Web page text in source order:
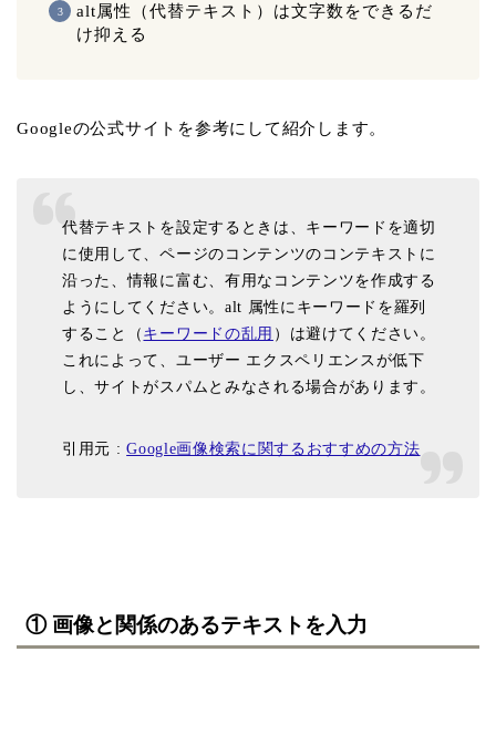
alt属性（代替テキスト）は文字数をできるだ
け抑える
Googleの公式サイトを参考にして紹介します。
代替テキストを設定するときは、キーワードを適切
に使用して、ページのコンテンツのコンテキストに
沿った、情報に富む、有用なコンテンツを作成する
ようにしてください。alt 属性にキーワードを羅列
すること（ キーワードの乱用 ）は避けてください。
これによって、ユーザー エクスペリエンスが低下
し、サイトがスパムとみなされる場合があります。
引用元 :Google画像検索に関するおすすめの方法
① 画像と関係のあるテキストを入力